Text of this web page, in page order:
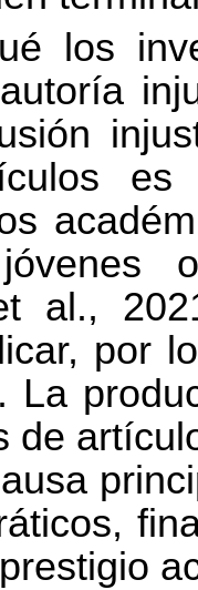
los
es
al.,
por
La
de